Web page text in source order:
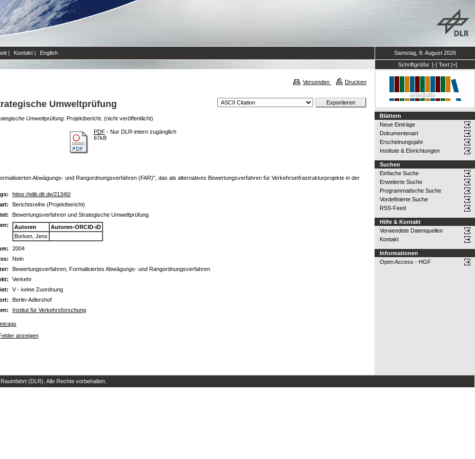
| Kontakt | English
Samstag, 8. August 2026
Schriftgröße: [-] Text [+]
Versenden Drucken
Umweltprüfung
Umweltprüfung. Projektbericht. (nicht veröffentlicht)
PDF- Nur DLR-intern zugänglich
67kB
Abwägungs- und Rangordnungsverfahren (FAR)", das als alternatives Bewertungsverfahren für Verkehrsinfrastrukturprojekte in der
https://elib.dlr.de/21340/
Berichtsreihe (Projektbericht)
Bewertungsverfahren und Strategische Umweltprüfung
Autoren
Autoren-ORCID-iD
Borken, Jens
2004
Nein
Bewertungsverfahren, Formalisiertes Abwägungs- und Rangordnungsverfahren
Verkehr
V - keine Zuordnung
Berlin-Adlershof
Institut für Verkehrsforschung
anzeigen
Blättern
Neue Einträge
Dokumentenart
Erscheinungsjahr
Institute & Einrichtungen
Suchen
Einfache Suche
Erweiterte Suche
Programmatische Suche
Vordefinierte Suche
RSS-Feed
Hilfe & Kontakt
Verwendete Datenquellen
Kontakt
Informationen
Open Access - HGF
(DLR). Alle Rechte vorbehalten.